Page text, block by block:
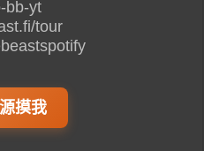
bb-yt
tour
摸我